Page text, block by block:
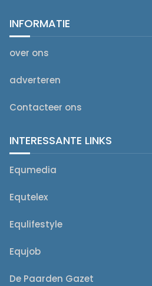
INFORMATIE
over ons
adverteren
Contacteer ons
INTERESSANTE LINKS
Equmedia
Equtelex
Equlifestyle
Equjob
De Paarden Gazet